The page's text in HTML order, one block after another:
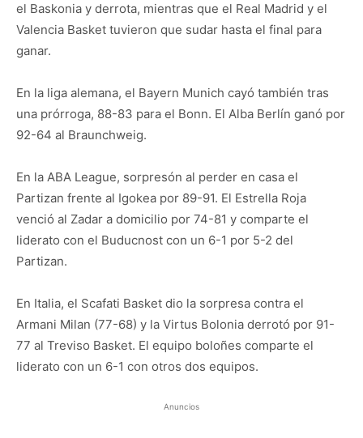
el Baskonia y derrota, mientras que el Real Madrid y el
Valencia Basket tuvieron que sudar hasta el final para
ganar.
En la liga alemana, el Bayern Munich cayó también tras
una prórroga, 88-83 para el Bonn. El Alba Berlín ganó por
92-64 al Braunchweig.
En la ABA League, sorpresón al perder en casa el
Partizan frente al Igokea por 89-91. El Estrella Roja
venció al Zadar a domicilio por 74-81 y comparte el
liderato con el Buducnost con un 6-1 por 5-2 del
Partizan.
En Italia, el Scafati Basket dio la sorpresa contra el
Armani Milan (77-68) y la Virtus Bolonia derrotó por 91-
77 al Treviso Basket. El equipo boloñes comparte el
liderato con un 6-1 con otros dos equipos.
Anuncios